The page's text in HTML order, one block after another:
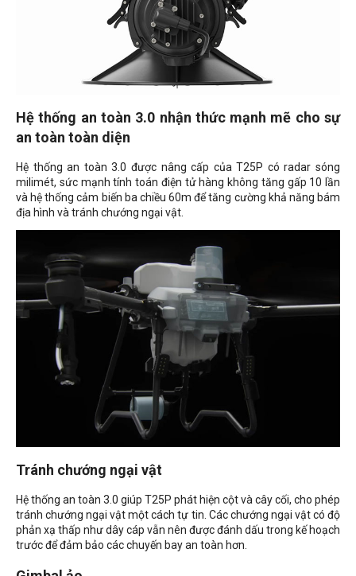
Hệ thống an toàn 3.0 nhận thức mạnh mẽ cho sự
an toàn toàn diện
Hệ thống an toàn 3.0 được nâng cấp của T25P có radar sóng
milimét, sức mạnh tính toán điện tử hàng không tăng gấp 10 lần
và hệ thống cảm biến ba chiều 60m để tăng cường khả năng bám
địa hình và tránh chướng ngại vật.
Tránh chướng ngại vật
Hệ thống an toàn 3.0 giúp T25P phát hiện cột và cây cối, cho phép
tránh chướng ngại vật một cách tự tin. Các chướng ngại vật có độ
phản xạ thấp như dây cáp vẫn nên được đánh dấu trong kế hoạch
trước để đảm bảo các chuyến bay an toàn hơn.